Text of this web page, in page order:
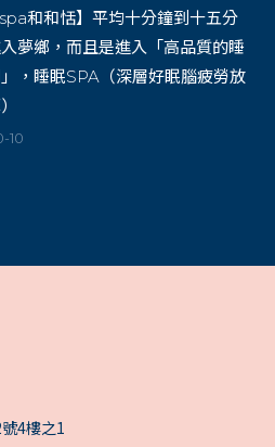
spa和和恬】平均十分鐘到十五分
夢鄉，而且是進入「高品質的睡
，睡眠SPA（深層好眠腦疲勞放
10
4樓之1